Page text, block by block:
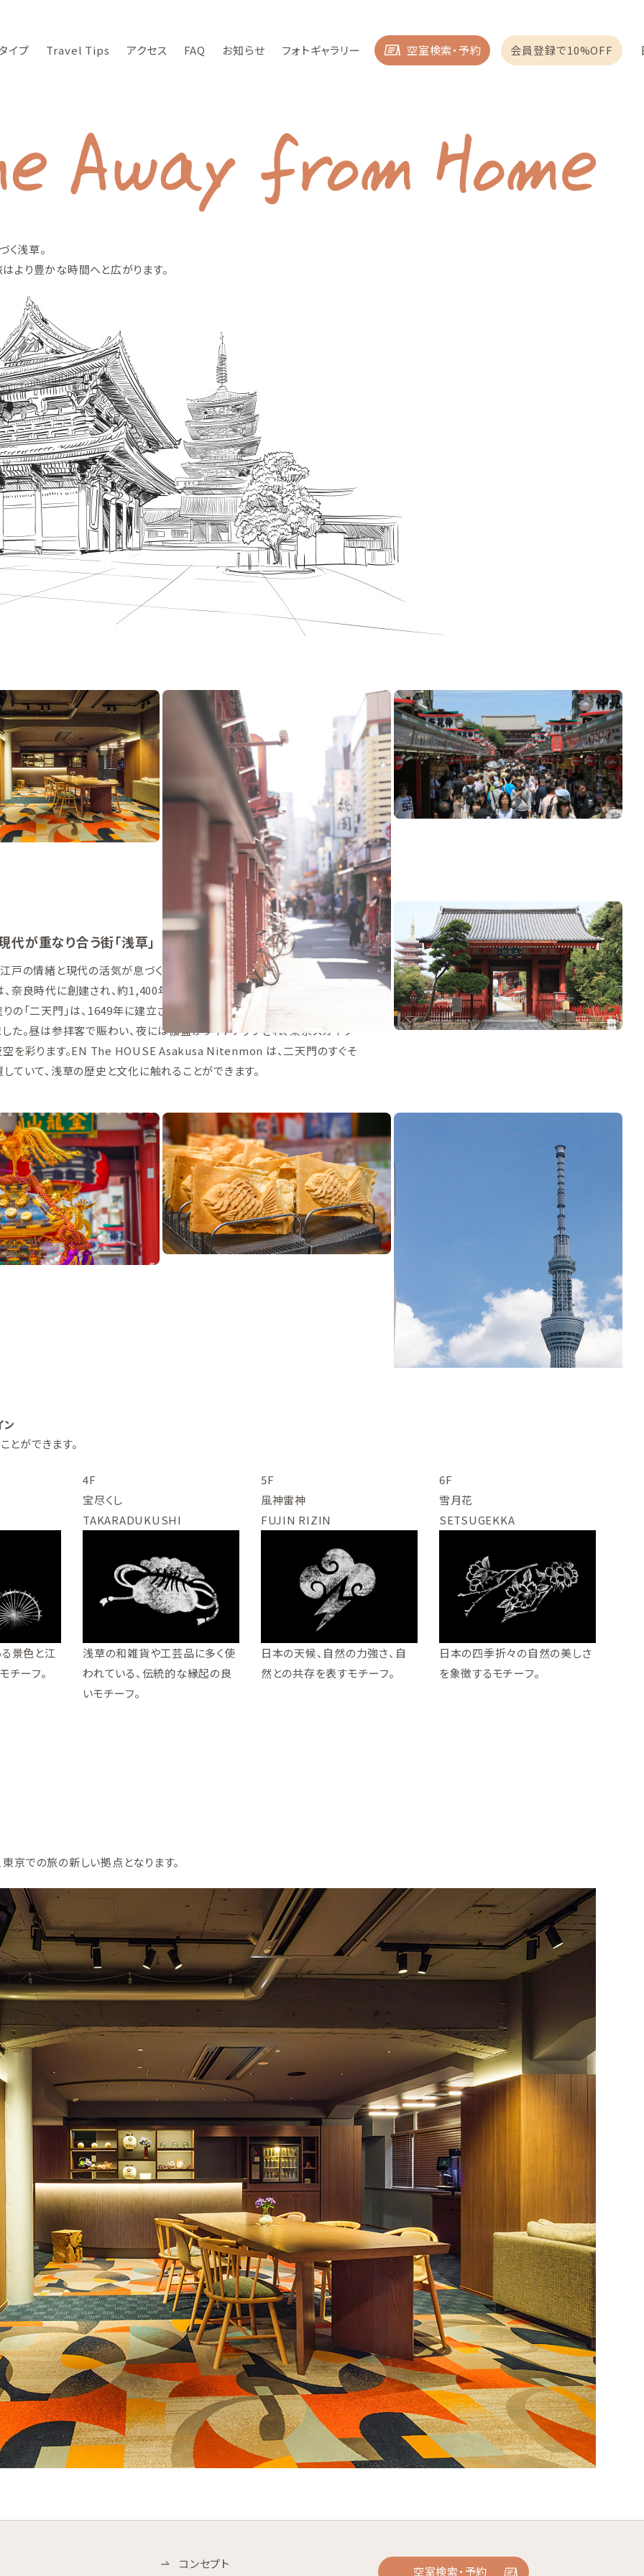
イプ Travel Tips アクセス FAQ お知らせ フォトギャラリー 空室検索・予約 会員登録で10%OFF
浅草。
より豊かな時間へと広がります。
代が重なり合う街「浅草」
戸の情緒と現代の活気が息づく東京を代表する街です。その中心にある
奈良時代に創建され、約1,400年の歴史を誇る東京最古の寺院です。東を
の「二天門」は、1649年に建立され、左右に二天像を祀ることからその名
た。昼は参拝客で賑わい、夜には伽藍がライトアップされ、東京スカイツ
空を彩ります。EN The HOUSE Asakusa Nitenmon は、二天門のすぐそ
ていて、浅草の歴史と文化に触れることができます。
ン
ができます。
景色と江
チーフ。
4F
宝尽くし
TAKARADUKUSHI
浅草の和雑貨や工芸品に多く使
われている、伝統的な縁起の良
いモチーフ。
5F
風神雷神
FUJIN RIZIN
日本の天候、自然の力強さ、自
然との共存を表すモチーフ。
6F
雪月花
SETSUGEKKA
日本の四季折々の自然の美しさ
を象徴するモチーフ。
東京での旅の新しい拠点となります。
コンセプト
空室検索・予約